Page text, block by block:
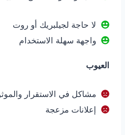
لا حاجة لجيلبريك أو روت
واجهة سهلة الاستخدام
العيوب
مشاكل في الاستقرار
إعلانات مزعجة